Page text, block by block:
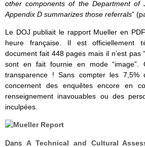
other components of the Department of
Appendix D summarizes those referrals”
Le DOJ publiait le rapport Mueller en
heure française. Il est officiellement
document fait 448 pages mais il n’est pas
sont en fait fournie en mode
transparence ! Sans compter les
concernent des enquêtes encore en
renseignement inavouables ou des
inculpées.
Dans A Technical and Cultural